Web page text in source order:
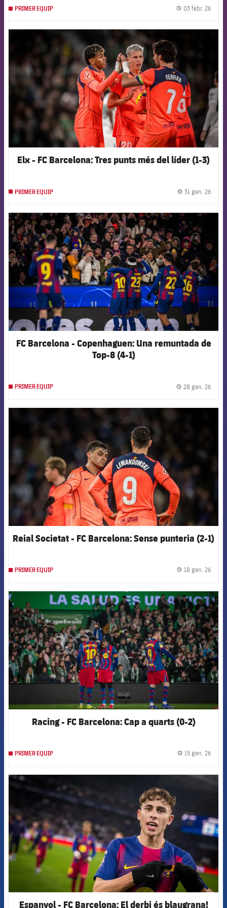
PRIMER EQUIP 03 febr. 26
FCB Barcelona badge
Elx - FC Barcelona: Tres punts més del líder (1-3)
PRIMER EQUIP 31 gen. 26
FCB Barcelona badge
FC Barcelona - Copenhaguen: Una remuntada de
Top-8 (4-1)
PRIMER EQUIP 28 gen. 26
Reial Societat - FC Barcelona: Sense punteria (2-1)
PRIMER EQUIP 18 gen. 26
FCB Barcelona badge
Racing - FC Barcelona: Cap a quarts (0-2)
PRIMER EQUIP 15 gen. 26
FCB Barcelona badge
Espanyol - FC Barcelona: El derbi és blaugrana!